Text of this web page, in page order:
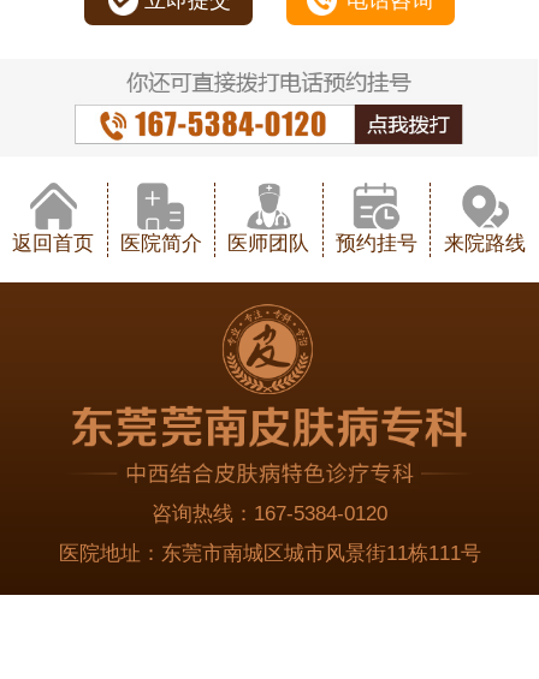
返回首页 医院简介 医师团队 预约挂号 来院路线
咨询热线： 167-5384-0120
医院地址： 东莞市南城区城市风景街11栋111号